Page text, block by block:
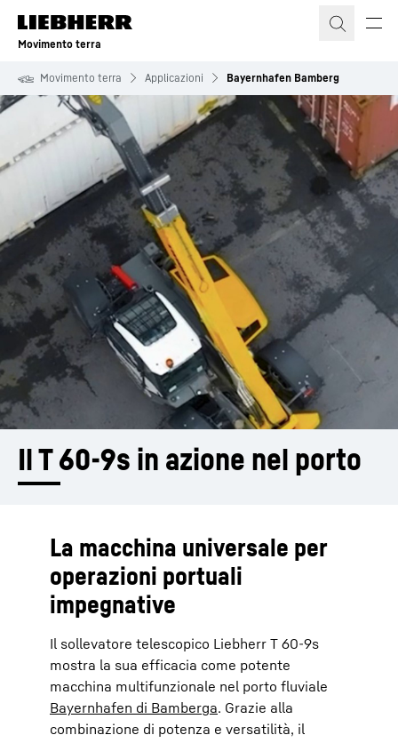
Movimento terra
Movimento terra Applicazioni Bayernhafen Bamberg
Il T 60-9s in azione nel porto
La macchina universale per
operazioni portuali
impegnative
Il sollevatore telescopico Liebherr T 60-9s
mostra la sua efficacia come potente
macchina multifunzionale nel porto fluviale
Bayernhafen di Bamberga. Grazie alla
combinazione di potenza e versatilità, il